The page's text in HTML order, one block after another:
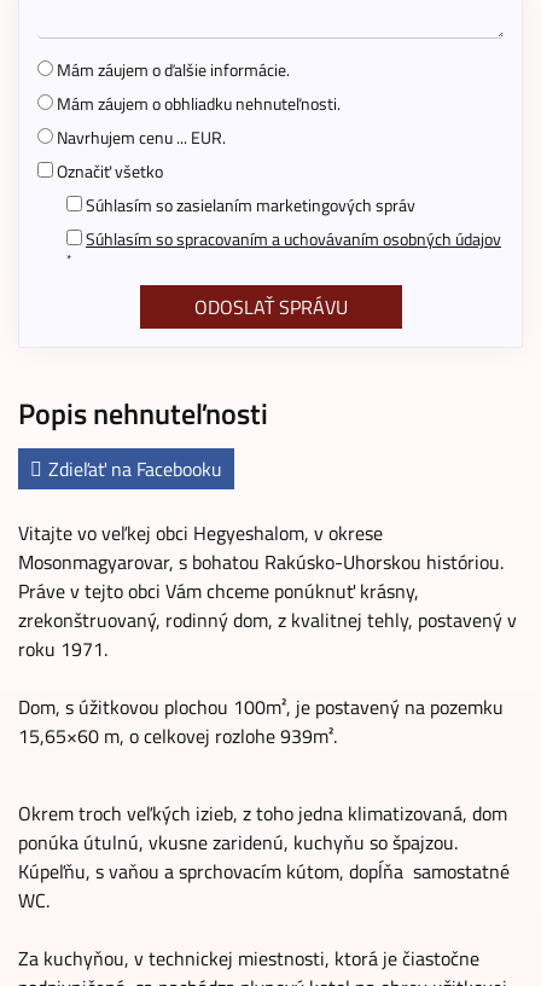
Popis nehnuteľnosti
Zdieľať na Facebooku
Vitajte vo veľkej obci Hegyeshalom, v okrese
Mosonmagyarovar, s bohatou Rakúsko-Uhorskou históriou.
Práve v tejto obci Vám chceme ponúknuť krásny,
zrekonštruovaný, rodinný dom, z kvalitnej tehly, postavený v
roku 1971.
Dom, s úžitkovou plochou 100m², je postavený na pozemku
15,65×60 m, o celkovej rozlohe 939m².
Okrem troch veľkých izieb, z toho jedna klimatizovaná, dom
ponúka útulnú, vkusne zaridenú, kuchyňu so špajzou.
Kúpeľňu, s vaňou a sprchovacím kútom, dopĺňa samostatné
WC.
Za kuchyňou, v technickej miestnosti, ktorá je čiastočne
Mám záujem o ďalšie informácie.
Mám záujem o obhliadku nehnuteľnosti.
Navrhujem cenu ... EUR.
Označiť všetko
Súhlasím so zasielaním marketingových správ
Súhlasím so spracovaním a uchovávaním osobných údajov
*